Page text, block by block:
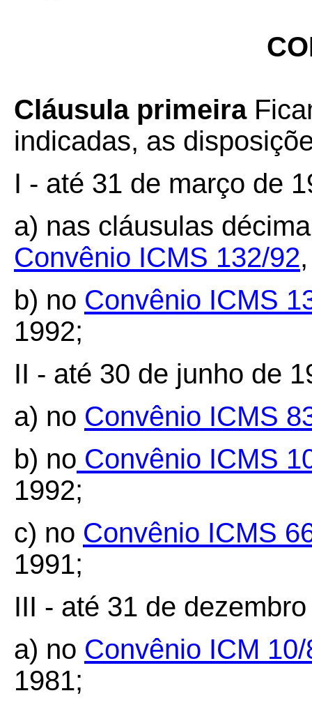
Cláusula primeira
indicadas, as
I - até 31 de março de
a) nas cláusulas
Convênio ICMS 132/92
b) no Convênio ICMS
1992;
II - até 30 de junho de
a) no Convênio ICMS
b) no Convênio ICMS
1992;
c) no Convênio ICMS
1991;
III - até 31 de
a) no Convênio ICM 10/
1981;